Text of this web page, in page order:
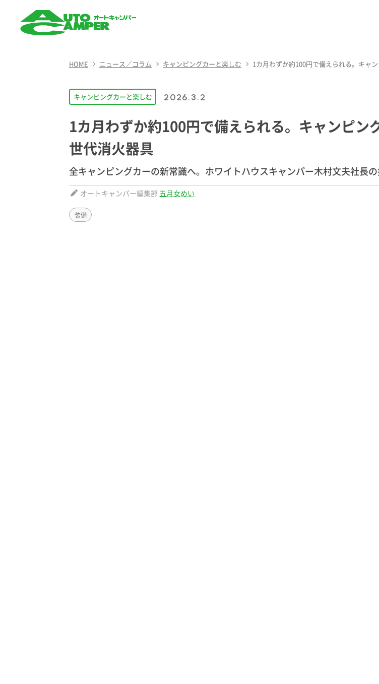
キャンパー）
HOME ニュース／コラム キャンピングカーと楽しむ 1カ月わずか約100円で備えられる。キャ
キャンピングカーと楽しむ 2026.3.2
1カ月わずか約100円で備えられる。キャンピ
世代消火器具
全キャンピングカーの新常識へ。ホワイトハウスキャンパー木村文夫社長
オートキャンパー編集部 五月女めい
装備